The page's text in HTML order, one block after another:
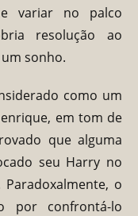
variar no palco
resolução ao
sonho.
como um
em tom de
que alguma
seu Harry no
o
por confrontá-lo